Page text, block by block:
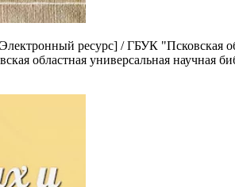
ресурс] / ГБУК "Псковская
областная универсальная